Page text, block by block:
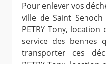
Pour enlever vos
ville de Saint
PETRY Tony,
service des bennes
transporter ces